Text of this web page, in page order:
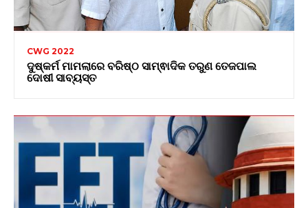
CWG 2022
ଦୁଷ୍କର୍ମ ମାମଲାରେ ବରିଷ୍ଠ ସାମ୍ଵାଦିକ ତରୁଣ ତେଜପାଲ
ଦୋଷୀ ସାବ୍ୟସ୍ତ